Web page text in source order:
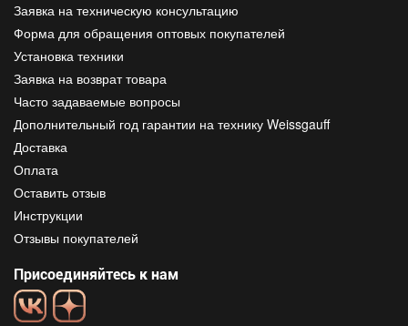
Заявка на техническую консультацию
Форма для обращения оптовых покупателей
Установка техники
Заявка на возврат товара
Часто задаваемые вопросы
Дополнительный год гарантии на технику Weissgauff
Доставка
Оплата
Оставить отзыв
Инструкции
Отзывы покупателей
Присоединяйтесь к нам